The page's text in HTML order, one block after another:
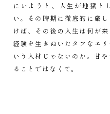
にいようと、人生が地獄と
い。その時期に徹底的に厳
けば、その後の人生は何が
経験を生きぬいたタフなエ
いう人材じゃないのか。甘
ることではなくて。